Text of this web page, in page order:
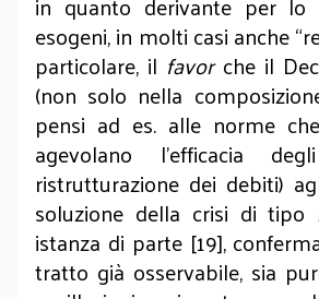
esogeni, in molti casi anche
particolare, il favorche il
(non solo nella
pensi ad es. alle norme
agevolano l’efficacia
ristrutturazione dei debiti)
soluzione della crisi di tipo
istanza di parte [19],
tratto già osservabile, sia